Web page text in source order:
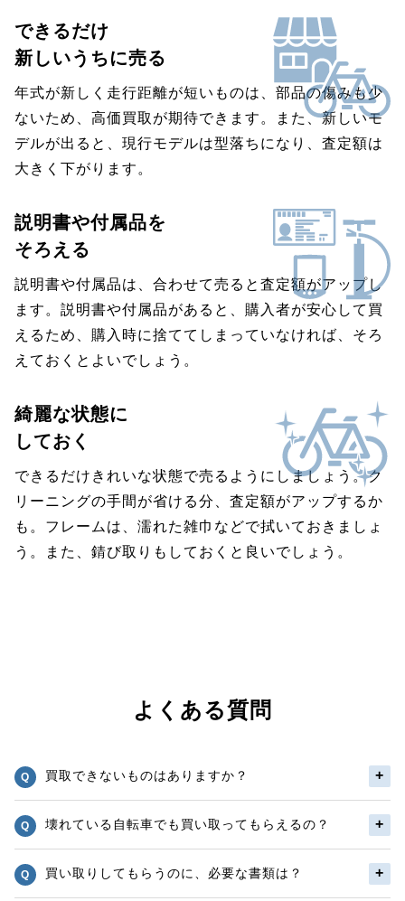
できるだけ
新しいうちに売る
年式が新しく走行距離が短いものは、部品の傷みも少
ないため、高価買取が期待できます。また、新しいモ
デルが出ると、現行モデルは型落ちになり、査定額は
大きく下がります。
説明書や付属品を
そろえる
説明書や付属品は、合わせて売ると査定額がアップし
ます。説明書や付属品があると、購入者が安心して買
えるため、購入時に捨ててしまっていなければ、そろ
えておくとよいでしょう。
綺麗な状態に
しておく
できるだけきれいな状態で売るようにしましょう。ク
リーニングの手間が省ける分、査定額がアップするか
も。フレームは、濡れた雑巾などで拭いておきましょ
う。また、錆び取りもしておくと良いでしょう。
よくある質問
買取できないものはありますか？
壊れている自転車でも買い取ってもらえるの？
買い取りしてもらうのに、必要な書類は？